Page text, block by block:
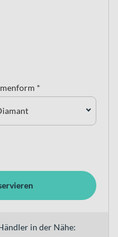
*
in der Nähe: